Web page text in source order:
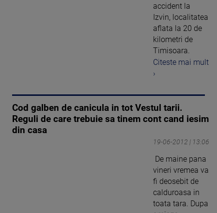
accident la
Izvin, localitatea
aflata la 20 de
kilometri de
Timisoara.
Citeste mai mult
›
Cod galben de canicula in tot Vestul tarii.
Reguli de care trebuie sa tinem cont cand iesim
din casa
19-06-2012 | 13:06
De maine pana
vineri vremea va
fi deosebit de
calduroasa in
toata tara. Dupa